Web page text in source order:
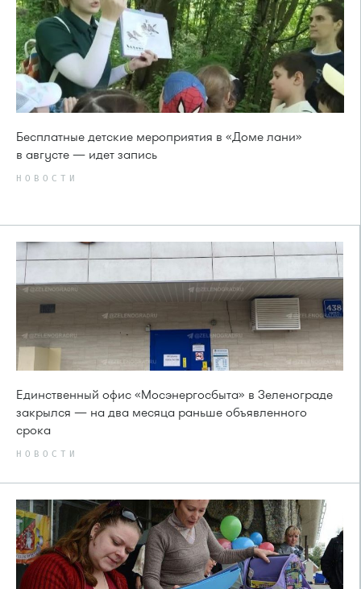
Бесплатные детские мероприятия в «Доме лани»
в августе — идет запись
НОВОСТИ
Единственный офис «Мосэнергосбыта» в Зеленограде
закрылся — на два месяца раньше объявленного
срока
НОВОСТИ